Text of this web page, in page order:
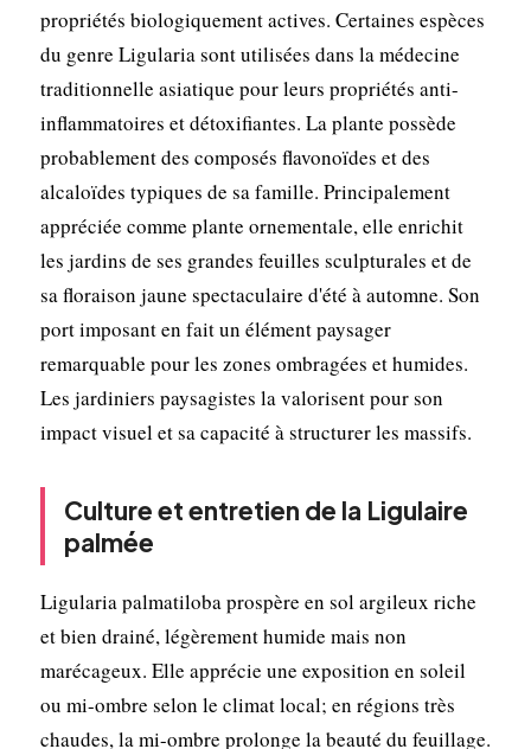
propriétés biologiquement actives. Certaines espèces
du genre Ligularia sont utilisées dans la médecine
traditionnelle asiatique pour leurs propriétés anti-
inflammatoires et détoxifiantes. La plante possède
probablement des composés flavonoïdes et des
alcaloïdes typiques de sa famille. Principalement
appréciée comme plante ornementale, elle enrichit
les jardins de ses grandes feuilles sculpturales et de
sa floraison jaune spectaculaire d'été à automne. Son
port imposant en fait un élément paysager
remarquable pour les zones ombragées et humides.
Les jardiniers paysagistes la valorisent pour son
impact visuel et sa capacité à structurer les massifs.
Culture et entretien de la Ligulaire
palmée
Ligularia palmatiloba prospère en sol argileux riche
et bien drainé, légèrement humide mais non
marécageux. Elle apprécie une exposition en soleil
ou mi-ombre selon le climat local; en régions très
chaudes, la mi-ombre prolonge la beauté du feuillage.